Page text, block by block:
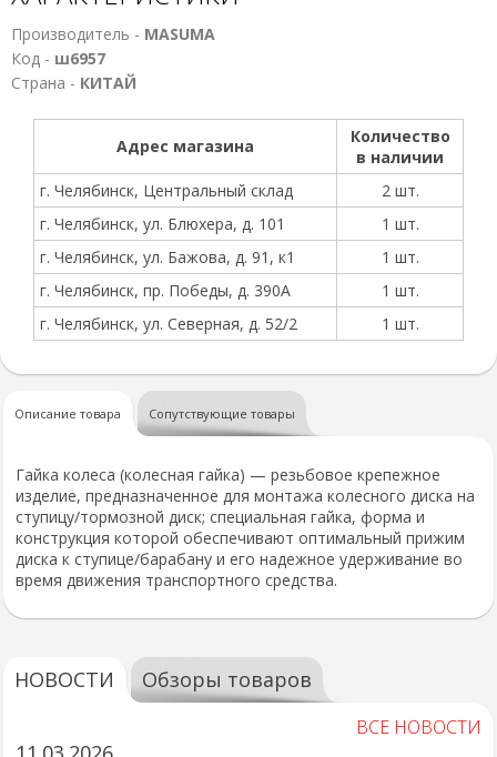
Производитель - MASUMA
Код - ш6957
Страна - КИТАЙ
Адрес магазина
Количество
в наличии
г. Челябинск, Центральный склад
2 шт.
г. Челябинск, ул. Блюхера, д. 101
1 шт.
г. Челябинск, ул. Бажова, д. 91, к1
1 шт.
г. Челябинск, пр. Победы, д. 390А
1 шт.
г. Челябинск, ул. Северная, д. 52/2
1 шт.
Описание товара Сопутствующие товары
Гайка колеса (колесная гайка) — резьбовое крепежное
изделие, предназначенное для монтажа колесного диска на
ступицу/тормозной диск; специальная гайка, форма и
конструкция которой обеспечивают оптимальный прижим
диска к ступице/барабану и его надежное удерживание во
время движения транспортного средства.
НОВОСТИ Обзоры товаров
ВСЕ НОВОСТИ